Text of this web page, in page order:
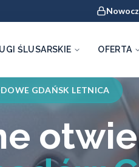
ŚLUSARSKIE OFERTA
GDAŃSK LETNICA